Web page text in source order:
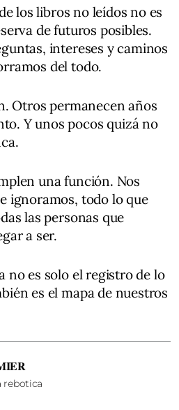
los libros no leídos no es
de futuros posibles.
intereses y caminos
del todo.
Otros permanecen años
Y unos pocos quizá no
una función. Nos
ignoramos, todo lo que
las personas que
a ser.
no es solo el registro de lo
es el mapa de nuestros
rebotica